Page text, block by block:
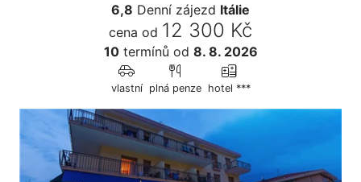
6,8 Denní zájezd Itálie
cena od 12 300 Kč
10termínů od 8. 8. 2026
vlastní plná penze hotel ***